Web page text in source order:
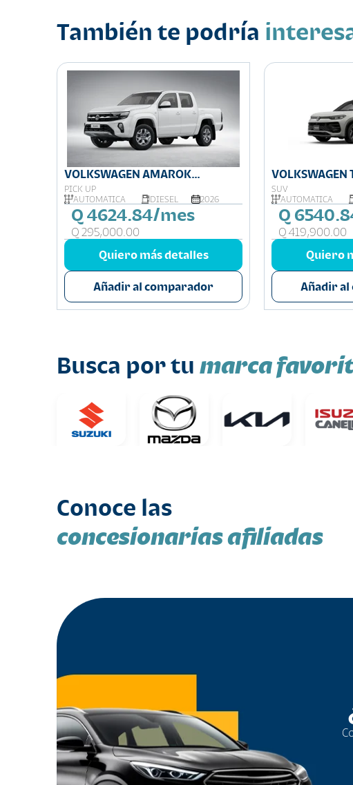
También te podría
VOLKSWAGEN AMAROK
COMFORTLINE
PICK UP
AUTOMÁTICA
DIESEL 2026
Q 4624.84/mes
Q 295,000.00
Quiero más detalles
Añadir al comparador
VOLKSWAGEN
SUV
AUTOMÁTICA
Q
Q 419,900.00
Quiero
Añadir
Busca por tu marca
Conoce las
concesionarias afiliadas